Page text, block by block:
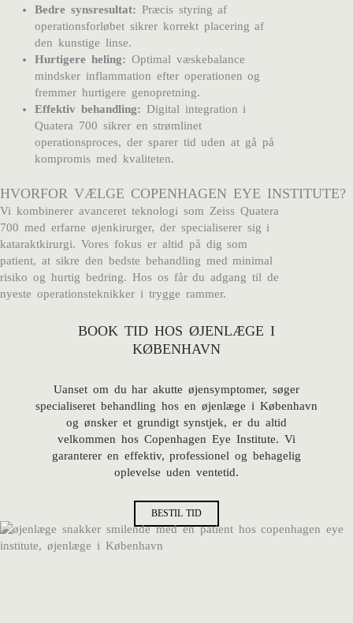
Bedre synsresultat: Præcis styring af
operationsforløbet sikrer korrekt placering af
den kunstige linse.
Hurtigere heling: Optimal væskebalance
mindsker inflammation efter operationen og
fremmer hurtigere genopretning.
Effektiv behandling: Digital integration i
Quatera 700 sikrer en strømlinet
operationsproces, der sparer tid uden at gå på
kompromis med kvaliteten.
HVORFOR VÆLGE COPENHAGEN EYE INSTITUTE?
Vi kombinerer avanceret teknologi som Zeiss Quatera
700 med erfarne øjenkirurger, der specialiserer sig i
kataraktkirurgi. Vores fokus er altid på dig som
patient, at sikre den bedste behandling med minimal
risiko og hurtig bedring. Hos os får du adgang til de
nyeste operationsteknikker i trygge rammer.
BOOK TID HOS ØJENLÆGE I
KØBENHAVN
Uanset om du har akutte øjensymptomer, søger
specialiseret behandling hos en øjenlæge i København
og ønsker et grundigt synstjek, er du altid
velkommen hos Copenhagen Eye Institute. Vi
garanterer en effektiv, professionel og behagelig
oplevelse uden ventetid.
BESTIL TID